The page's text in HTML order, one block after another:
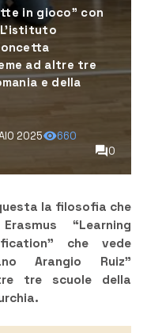
in gioco” con
L'istituto
ad altre tre
e della
2025
660
0
la filosofia che
“Learning
che vede
Arangio Ruiz”
tre scuole della